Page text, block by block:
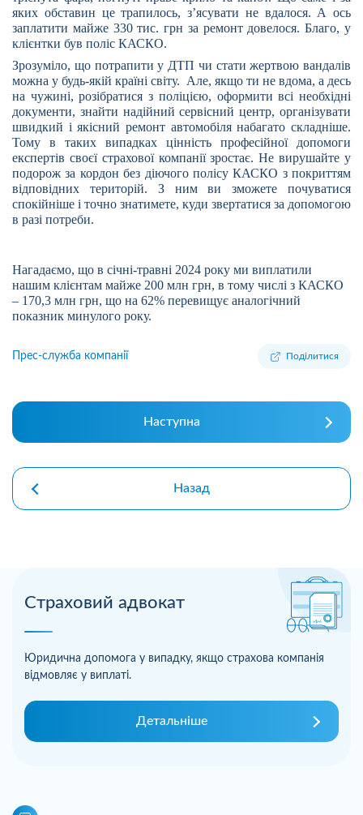
Страховий адвокат
Юридична допомога у випадку, якщо страхова компанія
відмовляє у виплаті.
Детальніше
яких обставин це трапилось, з’ясувати не вдалося. А ось
заплатити майже 330 тис. грн за ремонт довелося. Благо, у
клієнтки був поліс КАСКО.
Зрозуміло, що потрапити у ДТП чи стати жертвою вандалів
можна у будь-якій країні світу. Але, якщо ти не вдома, а десь
на чужині, розібратися з поліцією, оформити всі необхідні
документи, знайти надійний сервісний центр, організувати
швидкий і якісний ремонт автомобіля набагато складніше.
Тому в таких випадках цінність професійної допомоги
експертів своєї страхової компанії зростає. Не вирушайте у
подорож за кордон без діючого полісу КАСКО з покриттям
відповідних територій. З ним ви зможете почуватися
спокійніше і точно знатимете, куди звертатися за допомогою
в разі потреби.
Нагадаємо, що в січні-травні 2024 року ми виплатили
нашим клієнтам майже 200 млн грн, в тому числі з КАСКО
– 170,3 млн грн, що на 62% перевищує аналогічний
показник минулого року.
Прес-служба компанії Поділитися
Наступна
Назад